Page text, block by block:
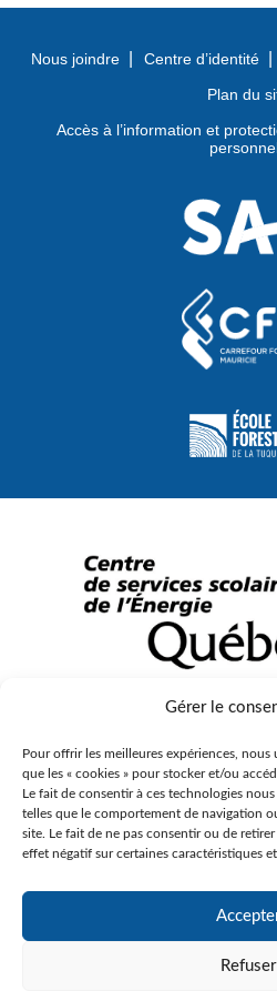
Gérer le
Pour offrir les meilleures expériences,
que les « cookies » pour stocker et/ou
Le fait de consentir à ces technologies
telles que le comportement de navigation
site. Le fait de ne pas consentir ou de
effet négatif sur certaines caractéristiques
Refuser
Nous joindre Centre d’identité
Plan du
Accès à l’information et
Agence Web